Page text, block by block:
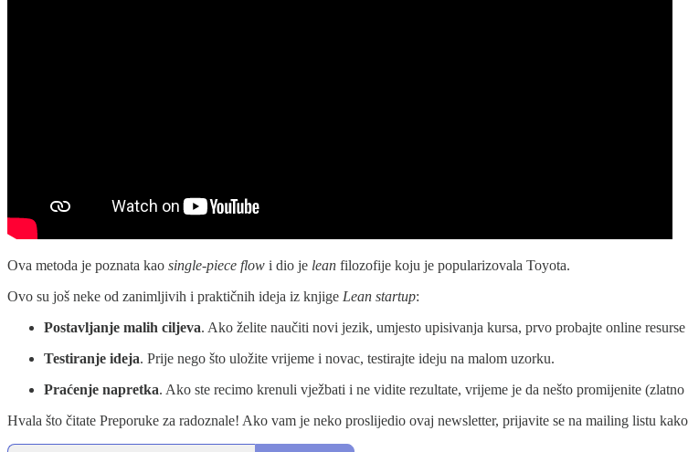
Ova metoda je poznata kao single-piece flow i dio je lean filozofije koju je popularizovala Toyota.
Ovo su još neke od zanimljivih i praktičnih ideja iz knjige Lean startup:
Postavljanje malih ciljeva. Ako želite naučiti novi jezik, umjesto upisivanja kursa, prvo probajte online
Testiranje ideja. Prije nego što uložite vrijeme i novac, testirajte ideju na malom uzorku.
Praćenje napretka. Ako ste recimo krenuli vježbati i ne vidite rezultate, vrijeme je da nešto promijenite
Hvala što čitate Preporuke za radoznale! Ako vam je neko proslijedio ovaj newsletter, prijavite se na mailing listu